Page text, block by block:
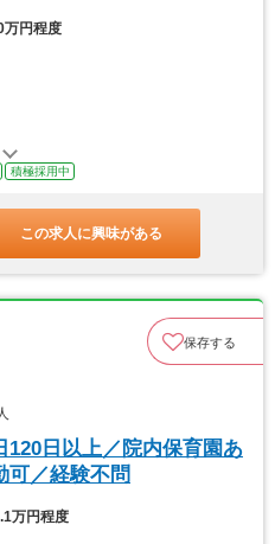
万円程度
積極採用中
この求人に興味がある
保存する
120日以上／院内保育園あ
可／経験不問
万円程度